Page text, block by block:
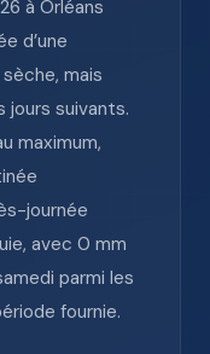
à Orléans
d’une
mais
jours suivants.
maximum,
journée
avec 0 mm
parmi les
fournie.